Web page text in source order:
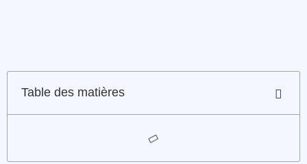
Table des matières